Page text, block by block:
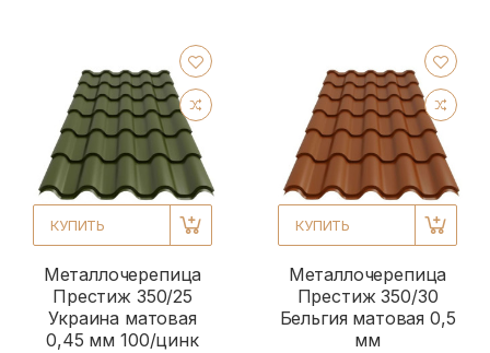
КУПИТЬ
Металлочерепица
Престиж 350/25
Украина матовая
0,45 мм 100/цинк
КУПИТЬ
Металлочерепица
Престиж 350/30
Бельгия матовая 0,5
мм